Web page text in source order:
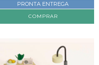
PRONTA ENTREGA